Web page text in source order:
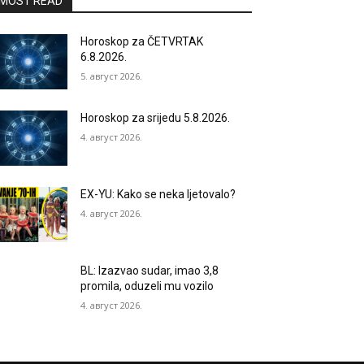
Horoskop za ČETVRTAK
6.8.2026.
5. август 2026.
Horoskop za srijedu 5.8.2026.
4. август 2026.
EX-YU: Kako se neka ljetovalo?
4. август 2026.
BL: Izazvao sudar, imao 3,8
promila, oduzeli mu vozilo
4. август 2026.